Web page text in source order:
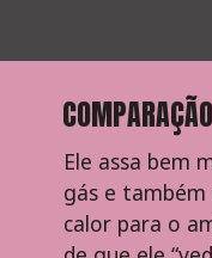
COMPARAÇÃO
Ele assa bem
gás e
calor para o